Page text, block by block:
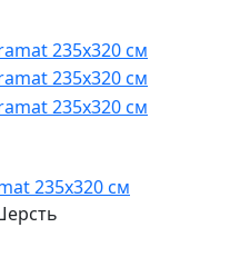
235x320 см